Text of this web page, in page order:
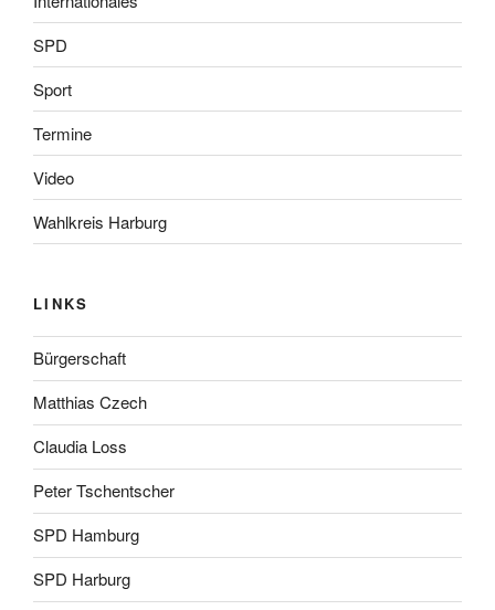
SPD
Sport
Termine
Video
Wahlkreis Harburg
LINKS
Bürgerschaft
Matthias Czech
Claudia Loss
Peter Tschentscher
SPD Hamburg
SPD Harburg